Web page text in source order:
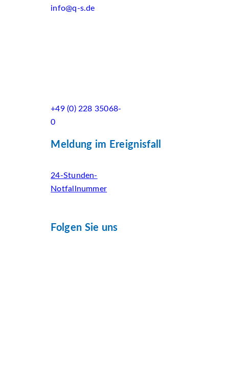
info@q-s.de
+49 (0) 228 35068-
0
Meldung im Ereignisfall
24-Stunden-
Notfallnummer
Folgen Sie uns